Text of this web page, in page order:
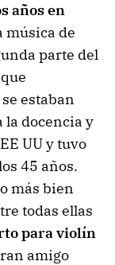
años en
música de
parte del
se estaban
la docencia y
UU y tuvo
45 años.
más bien
todas ellas
para violín
amigo